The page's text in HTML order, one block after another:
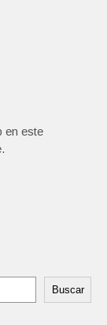
en este
Buscar